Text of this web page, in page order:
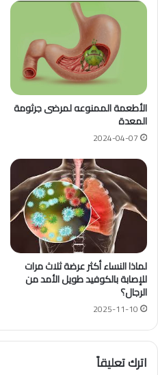
الأطعمة الممنوعه لمرضى جرثومة
المعدة
2024-04-07
لماذا النساء أكثر عرضة ثلاث مرات
للإصابة بالكوفيد طويل الأمد من
الرجال؟
2025-11-10
اترك تعليقاً